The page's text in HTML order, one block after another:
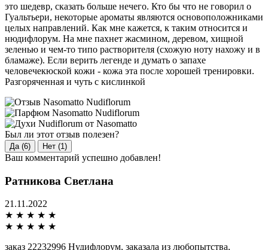
это шедевр, сказать больше нечего. Кто бы что не говорил о
Гуальтьери, некоторые ароматы являются основоположниками
целых направлений. Как мне кажется, к таким относится и
нюдифлорум. На мне пахнет жасмином, деревом, хищной
зеленью и чем-то типо растворителя (схожую ноту нахожу и в
бламаже). Если верить легенде и думать о запахе
человечекюской кожи - кожа эта после хорошей тренировки.
Разгоряченная и чуть с кислинкой
Был ли этот отзыв полезен?
Да (6) Нет (1)
Ваш комментарий успешно добавлен!
Ратникова Светлана
21.11.2022
★ ★ ★ ★ ★
★ ★ ★ ★ ★
заказ 22232996 Нудифлорум, заказала из любопытства,